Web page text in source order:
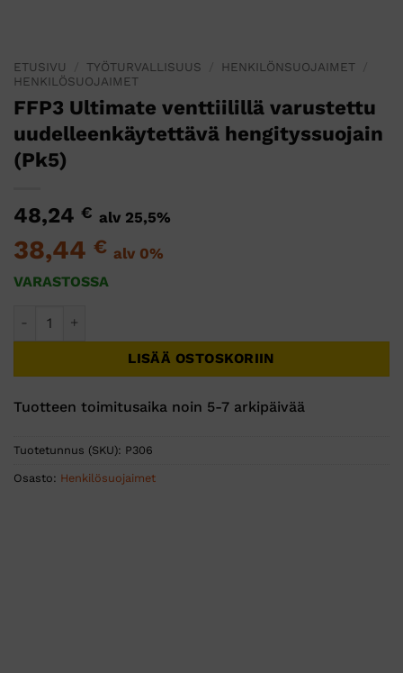
ETUSIVU TYÖTURVALLISUUS HENKILÖNSUOJAIMET
HENKILÖSUOJAIMET
FFP3 Ultimate venttiilillä varustettu
uudelleenkäytettävä hengityssuojain
(Pk5)
48,24 € alv 25,5%
38,44 € alv 0%
VARASTOSSA
LISÄÄ OSTOSKORIIN
Tuotteen toimitusaika noin 5-7 arkipäivää
Tuotetunnus (SKU): P306
Osasto: Henkilösuojaimet